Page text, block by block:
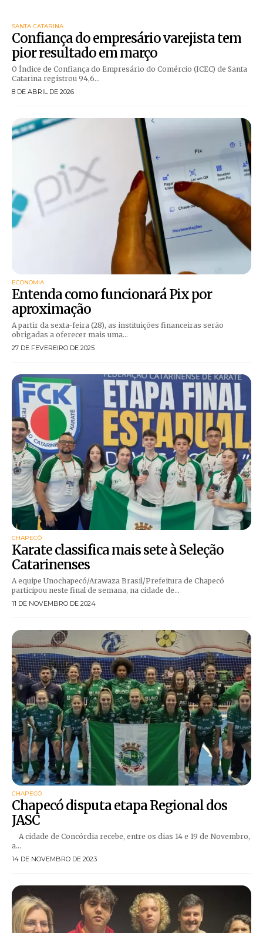
SANTA CATARINA
Confiança do empresário varejista tem
pior resultado em março
O Índice de Confiança do Empresário do Comércio (ICEC) de Santa
Catarina registrou 94,6...
8 DE ABRIL DE 2026
ECONOMIA
Entenda como funcionará Pix por
aproximação
A partir da sexta-feira (28), as instituições financeiras serão
obrigadas a oferecer mais uma...
27 DE FEVEREIRO DE 2025
CHAPECÓ
Karate classifica mais sete à Seleção
Catarinenses
A equipe Unochapecó/Arawaza Brasil/Prefeitura de Chapecó
participou neste final de semana, na cidade de...
11 DE NOVEMBRO DE 2024
CHAPECÓ
Chapecó disputa etapa Regional dos
JASC
a...
14 DE NOVEMBRO DE 2023